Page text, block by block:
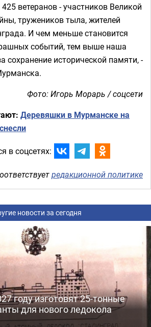
ветеранов - участников Великой
тружеников тыла, жителей
И чем меньше становится
событий, тем выше наша
сохранение исторической памяти, -
Фото: Игорь Морарь / соцсети
Деревяшки в Мурманске на
в соцсетях:
редакционной политике
новости за сегодня
году изготовят 25-тонные
для нового ледокола